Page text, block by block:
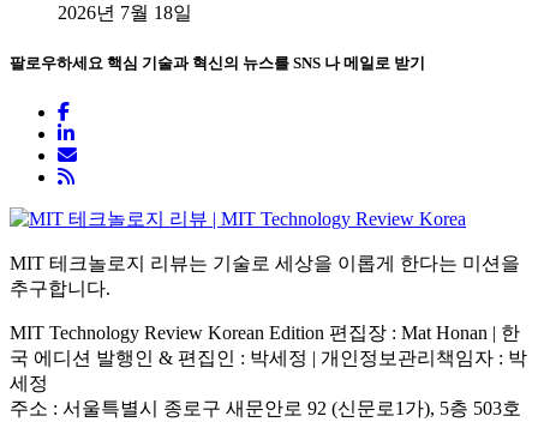
2026년 7월 18일
팔로우하세요 핵심 기술과 혁신의 뉴스를 SNS 나 메일로 받기
MIT 테크놀로지 리뷰는 기술로 세상을 이롭게 한다는 미션을
추구합니다.
MIT Technology Review Korean Edition 편집장 : Mat Honan | 한
국 에디션 발행인 & 편집인 : 박세정 | 개인정보관리책임자 : 박
세정
주소 : 서울특별시 종로구 새문안로 92 (신문로1가), 5층 503호